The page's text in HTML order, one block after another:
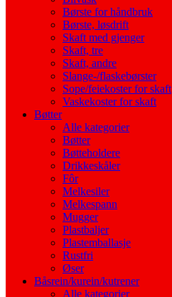
Børste for håndbruk
Børste, løsdrift
Skaft med gjenger
Skaft, tre
Skaft, andre
Slange-/flaskebørster
Sope/feiekoster for skaft
Vaskekoster for skaft
Bøtter
Alle kategorier
Bøtter
Bøtteholdere
Drikkeskåler
Fôr
Melkesiler
Melkespann
Mugger
Plastbaljer
Plastemballasje
Rustfri
Øser
Båsrein/kurein/kutrener
Alle kategorier